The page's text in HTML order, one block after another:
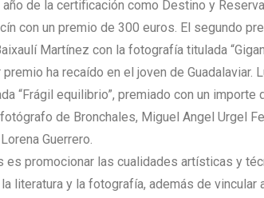
de la certificación como Destino y
con un premio de 300 euros. El segundo
Martínez con la fotografía titulada
ha recaído en el joven de Guadalaviar.
“Frágil equilibrio”, premiado con un importe
de Bronchales, Miguel Angel Urgel
Guerrero.
es promocionar las cualidades artísticas y
literatura y la fotografía, además de vincular